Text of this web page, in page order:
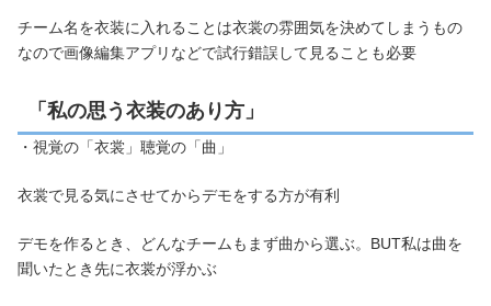
チーム名を衣装に入れることは衣裳の雰囲気を決めてしまうもの
なので画像編集アプリなどで試行錯誤して見ることも必要
「私の思う衣装のあり方」
・視覚の「衣裳」聴覚の「曲」
衣裳で見る気にさせてからデモをする方が有利
デモを作るとき、どんなチームもまず曲から選ぶ。BUT私は曲を
聞いたとき先に衣裳が浮かぶ